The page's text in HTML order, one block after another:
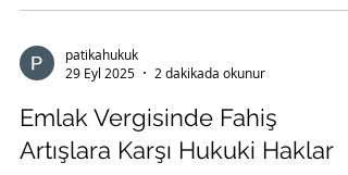
29 Eyl 2025
2 dakikada okunur
Emlak Vergisinde Fahiş